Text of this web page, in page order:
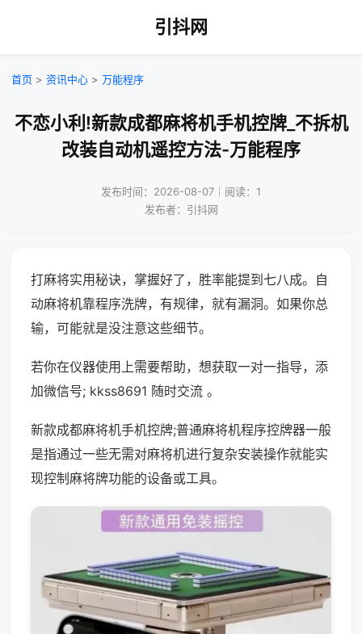
引抖网
首页 > 资讯中心 > 万能程序
不恋小利!新款成都麻将机手机控牌_不拆机
改装自动机遥控方法-万能程序
发布时间：2026-08-07｜阅读：1
发布者：引抖网
打麻将实用秘诀，掌握好了，胜率能提到七八成。自
动麻将机靠程序洗牌，有规律，就有漏洞。如果你总
输，可能就是没注意这些细节。
若你在仪器使用上需要帮助，想获取一对一指导，添
加微信号; kkss8691 随时交流 。
新款成都麻将机手机控牌;普通麻将机程序控牌器一般
是指通过一些无需对麻将机进行复杂安装操作就能实
现控制麻将牌功能的设备或工具。